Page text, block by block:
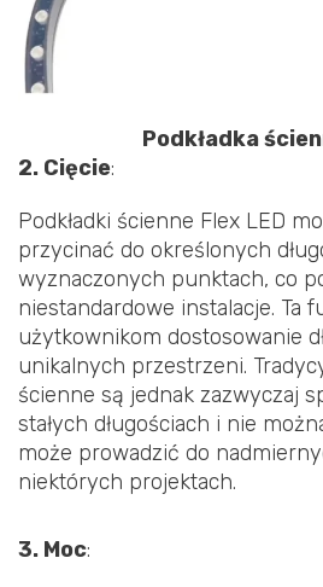
Podkładka
2. Cięcie:
Podkładki ścienne Flex LED
przycinać do określonych
wyznaczonych punktach, co
niestandardowe instalacje. Ta
użytkownikom dostosowanie
unikalnych przestrzeni.
ścienne są jednak zazwyczaj
stałych długościach i nie
może prowadzić do
niektórych projektach.
3. Moc: